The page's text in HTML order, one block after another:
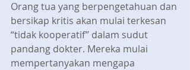
Orang tua yang berpengetahuan dan
bersikap kritis akan mulai terkesan
“tidak kooperatif” dalam sudut
pandang dokter. Mereka mulai
mempertanyakan mengapa